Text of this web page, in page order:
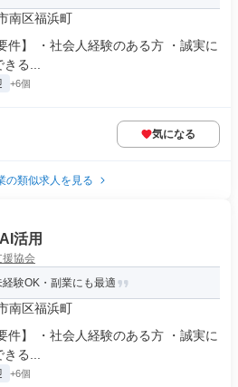
南区福浜町
件】 ・社会人経験のある方 ・誠実に
る...
+6個
気になる
の類似求人を見る
活用
援協会
験OK・副業にも最適
南区福浜町
件】 ・社会人経験のある方 ・誠実に
る...
+6個